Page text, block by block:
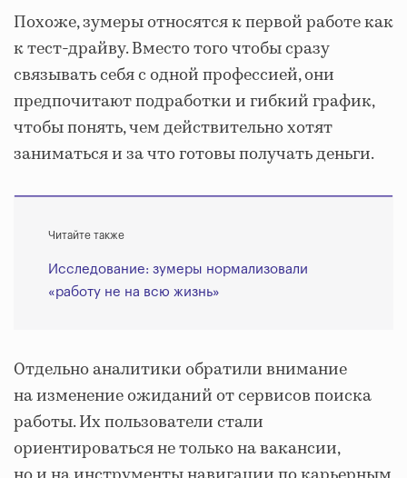
Похоже, зумеры относятся к первой работе как
к тест-драйву. Вместо того чтобы сразу
связывать себя с одной профессией, они
предпочитают подработки и гибкий график,
чтобы понять, чем действительно хотят
заниматься и за что готовы получать деньги.
Читайте также
Исследование: зумеры нормализовали
«работу не на всю жизнь»
Отдельно аналитики обратили внимание
на изменение ожиданий от сервисов поиска
работы. Их пользователи стали
ориентироваться не только на вакансии,